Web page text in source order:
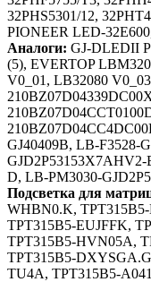
32PHS5301/12,
PIONEER LED-
Аналоги: GJ-DLEDII
(5), EVERTOP
V0_01, LB32080
GJ40409B, LB-F3528-
D, LB-PM3030-
Подсветка для
WHBN0.K,
TPT315B5-EUJFFK,
TPT315B5-HVN05A,
TPT315B5-
TU4A, TPT315B5-